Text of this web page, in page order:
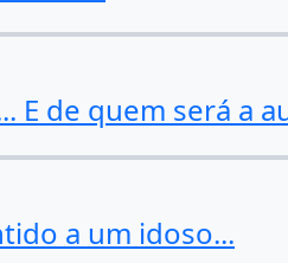
de quem será a
a um idoso...